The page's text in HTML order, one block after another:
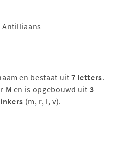
Antilliaans
en bestaat uit7 letters.
M en is opgebouwd uit 3
(m, r, l, v).